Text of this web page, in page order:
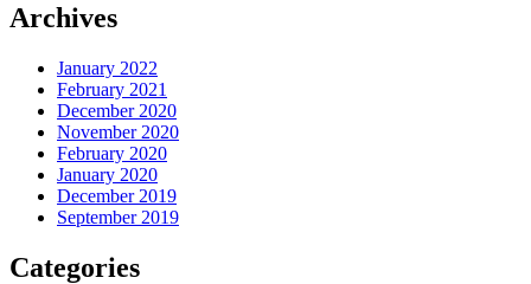
Archives
January 2022
February 2021
December 2020
November 2020
February 2020
January 2020
December 2019
September 2019
Categories